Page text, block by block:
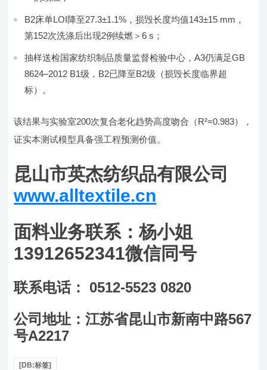
B2床单LOI降至27.3±1.1%，损毁长度均值143±15 mm，
第152次洗涤后出现2例续燃＞6 s；
抽样送检国家纺织制品质量监督检验中心，A3仍满足GB
8624–2012 B1级，B2已降至B2级（损毁长度临界超
标）。
该结果与实验室200次复合老化趋势高度吻合（R²=0.983），
证实本测试模型具备强工程预测价值。
昆山市英杰纺织品有限公司
www.alltextile.cn
面料业务联系：杨小姐
13912652341微信同号
联系电话： 0512-5523 0820
公司地址：江苏省昆山市新南中路567
号A2217
[DB:标签]